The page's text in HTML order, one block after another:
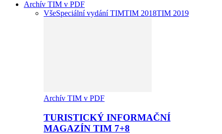
Archív TIM v PDF
VšeSpeciální vydání TIMTIM 2018TIM 2019
Archív TIM v PDF
TURISTICKÝ INFORMAČNÍ
MAGAZÍN TIM 7+8